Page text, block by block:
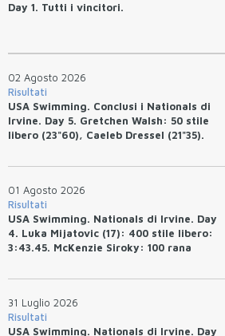
Day 1. Tutti i vincitori.
02 Agosto 2026
Risultati
USA Swimming. Conclusi i Nationals di
Irvine. Day 5. Gretchen Walsh: 50 stile
libero (23"60), Caeleb Dressel (21"35).
01 Agosto 2026
Risultati
USA Swimming. Nationals di Irvine. Day
4. Luka Mijatovic (17): 400 stile libero:
3:43.45. McKenzie Siroky: 100 rana
Avakov: 100 rana (58.87).
31 Luglio 2026
Risultati
USA Swimming. Nationals di Irvine. Day